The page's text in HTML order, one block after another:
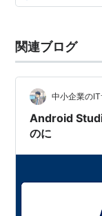
関連ブログ
中小企業のIT
Android
のに